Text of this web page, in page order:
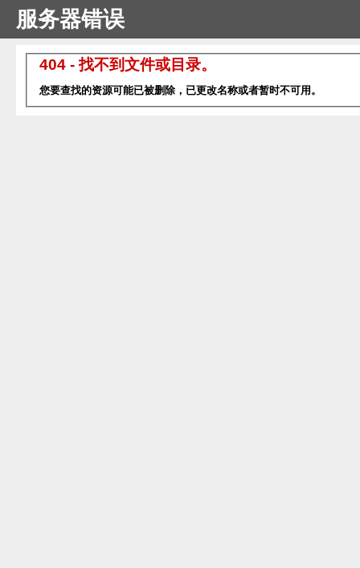
服务器错误
404 - 找不到文件或目录。
您要查找的资源可能已被删除，已更改名称或者暂时不可用。